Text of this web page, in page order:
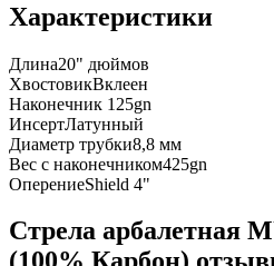
Характеристики
Длина20" дюймов
ХвостовикВклеен
Наконечник 125gn
ИнсертЛатунный
Диаметр трубки8,8 мм
Вес с наконечником425gn
ОперениеShield 4"
Стрела арбалетная